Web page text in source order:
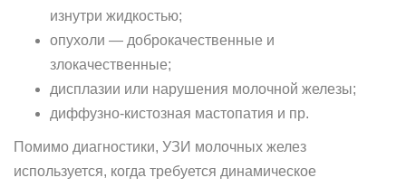
изнутри жидкостью;
опухоли — доброкачественные и
злокачественные;
дисплазии или нарушения молочной железы;
диффузно-кистозная мастопатия и пр.
Помимо диагностики, УЗИ молочных желез
используется, когда требуется динамическое